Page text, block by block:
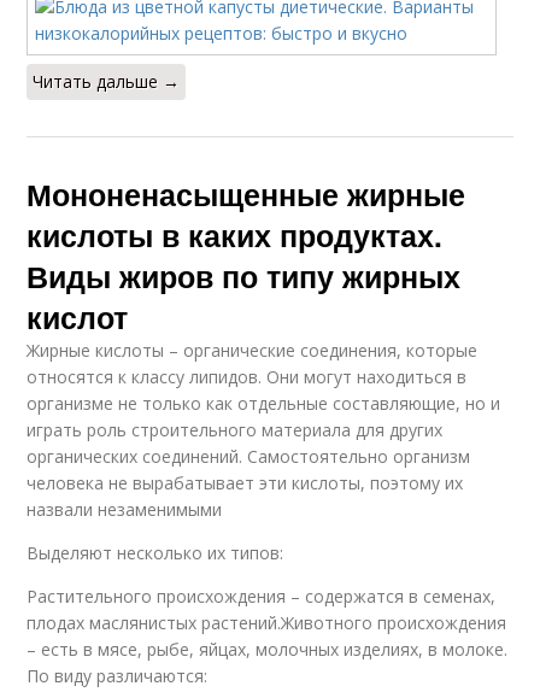
Читать дальше →
Мононенасыщенные жирные
кислоты в каких продуктах.
Виды жиров по типу жирных
кислот
Жирные кислоты – органические соединения, которые
относятся к классу липидов. Они могут находиться в
организме не только как отдельные составляющие, но и
играть роль строительного материала для других
органических соединений. Самостоятельно организм
человека не вырабатывает эти кислоты, поэтому их
назвали незаменимыми
Выделяют несколько их типов:
Растительного происхождения – содержатся в семенах,
плодах маслянистых растений.Животного происхождения
– есть в мясе, рыбе, яйцах, молочных изделиях, в молоке.
По виду различаются: